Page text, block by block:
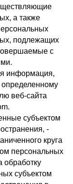
а также
подлежащих
с
информация,
веб-сайта
субъектом
-
круга
персональных
обработку
субъектом